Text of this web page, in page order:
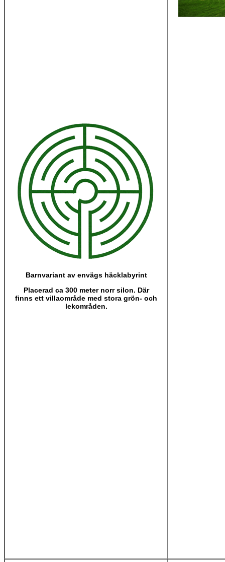
Barnvariant av envägs häcklabyrint
Placerad ca 300 meter norr silon. Där
finns ett villaområde med stora grön- och
lekområden.